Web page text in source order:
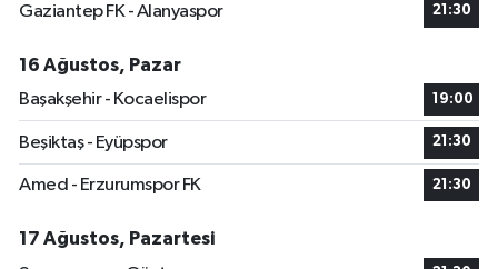
Gaziantep FK - Alanyaspor 21:30
16 Ağustos, Pazar
Başakşehir - Kocaelispor
19:00
Beşiktaş - Eyüpspor 21:30
Amed - Erzurumspor FK 21:30
17 Ağustos, Pazartesi